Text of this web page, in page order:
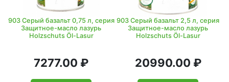
903 Серый базальт 0,75 л, серия
Защитное-масло лазурь
Holzschuts Öl-Lasur
7277.00 ₽
903 Серый базальт 2,5 л, серия
Защитное-масло лазурь
Holzschuts Öl-Lasur
20990.00 ₽